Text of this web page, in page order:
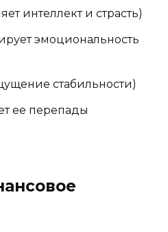
интеллект и страсть)
эмоциональность
стабильности)
ее перепады